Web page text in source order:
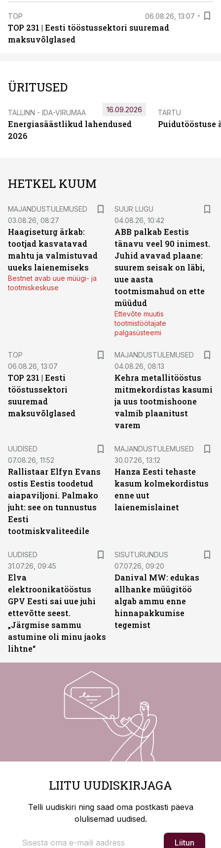
TOP 06.08.26, 13:07
TOP 231 | Eesti tööstussektori suuremad
maksuvõlglased
ÜRITUSED
TALLINN - IDA-VIRUMAA
Energiasäästlikud lahendused
2026
16.09.2026 TARTU
Puidutööstuse
HETKEL KUUM
MAJANDUSTULEMUSED
03.08.26, 08:27
Haagiseturg ärkab:
tootjad kasvatavad
mahtu ja valmistuvad
uueks laienemiseks
Bestnet avab uue müügi- ja
tootmiskeskuse
SUUR LUGU
04.08.26, 10:42
ABB palkab Eestis
tänavu veel 90 inimest.
Juhid avavad plaane:
suurem seisak on läbi,
uue aasta
tootmismahud on ette
müüdud
Ettevõte muutis
tootmistöötajate
palgasüsteemi
TOP
06.08.26, 13:07
TOP 231 | Eesti
tööstussektori
suuremad
maksuvõlglased
MAJANDUSTULEMUSED
04.08.26, 08:13
Kehra metallitööstus
mitmekordistas kasumi
ja uus tootmishoone
valmib plaanitust
varem
UUDISED
07.08.26, 11:52
Rallistaar Elfyn Evans
ostis Eestis toodetud
aiapaviljoni. Palmako
juht: see on tunnustus
Eesti
tootmiskvaliteedile
MAJANDUSTULEMUSED
30.07.26, 13:12
Hanza Eesti tehaste
kasum kolmekordistus
enne uut
laienemislainet
UUDISED
31.07.26, 09:45
Elva
elektroonikatööstus
GPV Eesti sai uue juhi
ettevõtte seest.
„Järgmise sammu
astumine oli minu jaoks
lihtne“
SISUTURUNDUS
07.07.26, 09:20
Danival MW: edukas
allhanke müügitöö
algab ammu enne
hinnapakkumise
tegemist
LIITU UUDISKIRJAGA
Telli uudiskiri ning saad oma postkasti päeva
olulisemad uudised.
Liitun